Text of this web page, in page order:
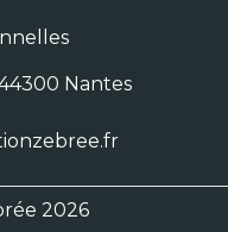
Nantes
2026